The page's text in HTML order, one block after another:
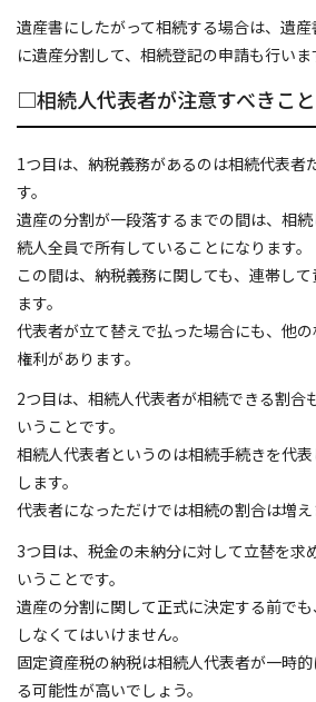
遺産書にしたがって相続する場合は、遺
に遺産分割して、相続登記の申請も行いま
□相続人代表者が注意すべきこと
1つ目は、納税義務があるのは相続代表者
す。
遺産の分割が一段落するまでの間は、相
続人全員で所有していることになります。
この間は、納税義務に関しても、連帯し
ます。
代表者が立て替えで払った場合にも、他
権利があります。
2つ目は、相続人代表者が相続できる割合
いうことです。
相続人代表者というのは相続手続きを代
します。
代表者になっただけでは相続の割合は増え
3つ目は、税金の未納分に対して立替を求
いうことです。
遺産の分割に関して正式に決定する前で
しなくてはいけません。
固定資産税の納税は相続人代表者が一時
る可能性が高いでしょう。